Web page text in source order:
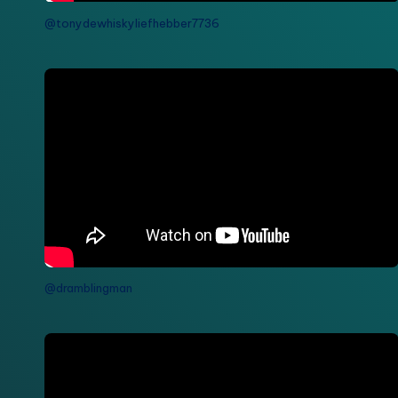
@tonydewhiskyliefhebber7736
@dramblingman